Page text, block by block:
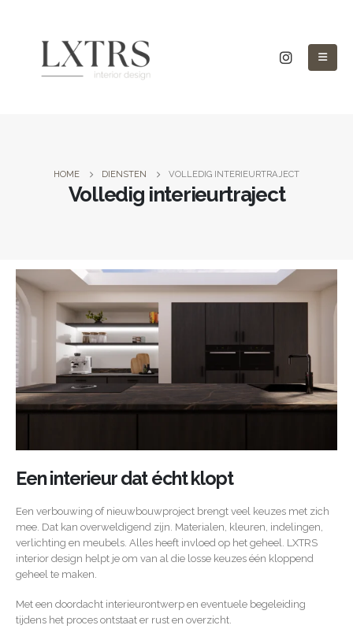
HOME DIENSTEN VOLLEDIG INTERIEURTRAJECT
Volledig interieurtraject
Een interieur dat écht klopt
Een verbouwing of nieuwbouwproject brengt veel keuzes met zich
mee. Dat kan overweldigend zijn. Materialen, kleuren, indelingen,
verlichting en meubels. Alles heeft invloed op het geheel. LXTRS
interior design helpt je om van al die losse keuzes één kloppend
geheel te maken.
Met een doordacht interieurontwerp en eventuele begeleiding
tijdens het proces ontstaat er rust en overzicht.